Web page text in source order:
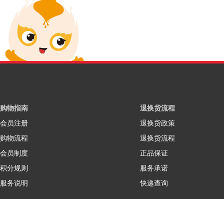
购物指南
会员注册
购物流程
会员制度
积分规则
服务说明
退换货流程
退换货政策
退换货流程
正品保证
服务承诺
快递查询